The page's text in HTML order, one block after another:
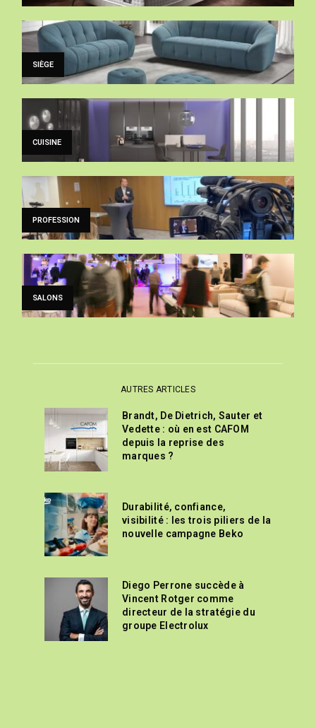
SIÈGE
CUISINE
PROFESSION
SALONS
AUTRES ARTICLES
Brandt, De Dietrich, Sauter et
Vedette : où en est CAFOM
depuis la reprise des
marques ?
Durabilité, confiance,
visibilité : les trois piliers de la
nouvelle campagne Beko
Diego Perrone succède à
Vincent Rotger comme
directeur de la stratégie du
groupe Electrolux